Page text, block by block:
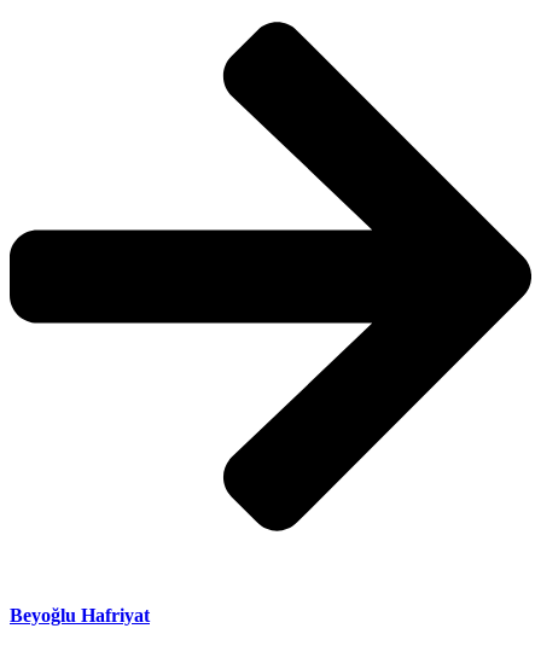
Beyoğlu Hafriyat